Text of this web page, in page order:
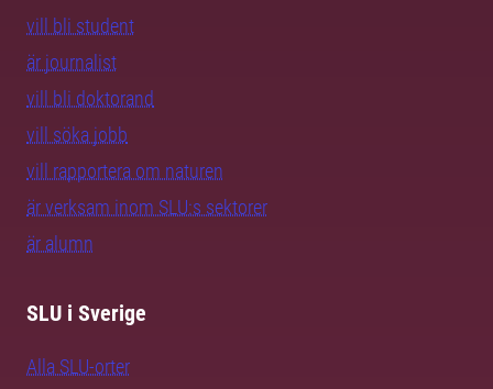
vill bli student
är journalist
vill bli doktorand
vill söka jobb
vill rapportera om naturen
är verksam inom SLU:s sektorer
är alumn
SLU i Sverige
Alla SLU-orter